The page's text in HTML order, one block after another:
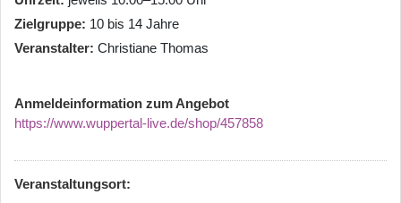
Zielgruppe 10 bis 14 Jahre
Veranstalter Christiane Thomas
Anmeldeinformation zum Angebot
https://www.wuppertal-live.de/shop/457858
Veranstaltungsort: